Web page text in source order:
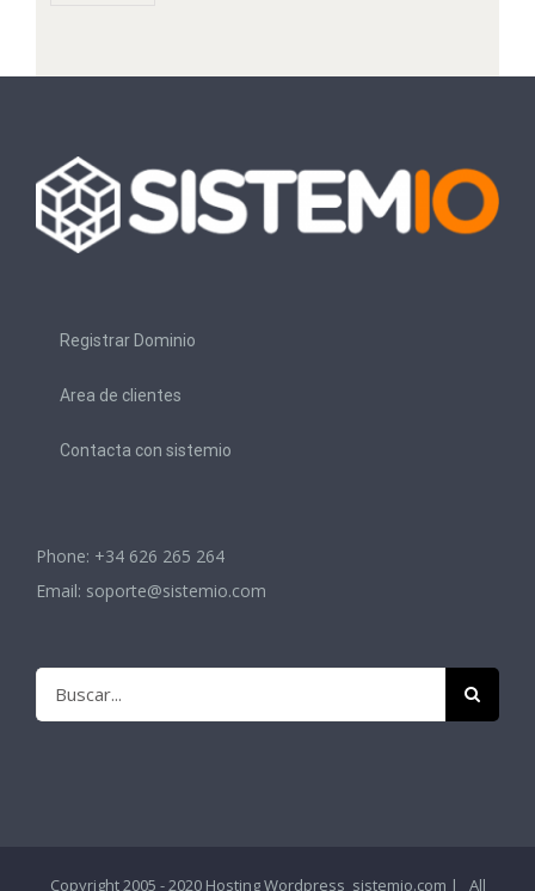
Registrar Dominio
Area de clientes
Contacta con sistemio
Phone: +34 626 265 264
Email: soporte@sistemio.com
Copyright 2005 - 2020 Hosting Wordpress sistemio.com | All